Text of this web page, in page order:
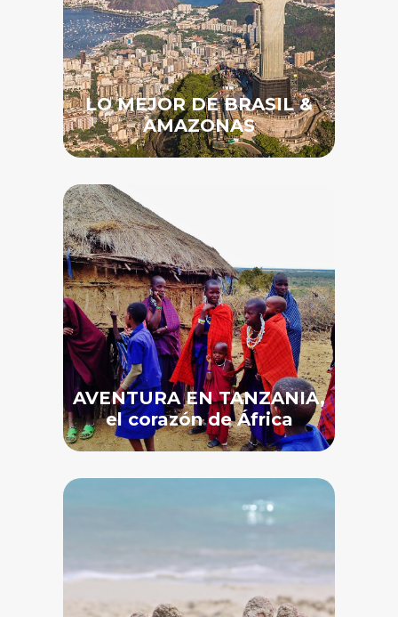
LO MEJOR DE BRASIL &
AMAZONAS
AVENTURA EN TANZANIA,
el corazón de África